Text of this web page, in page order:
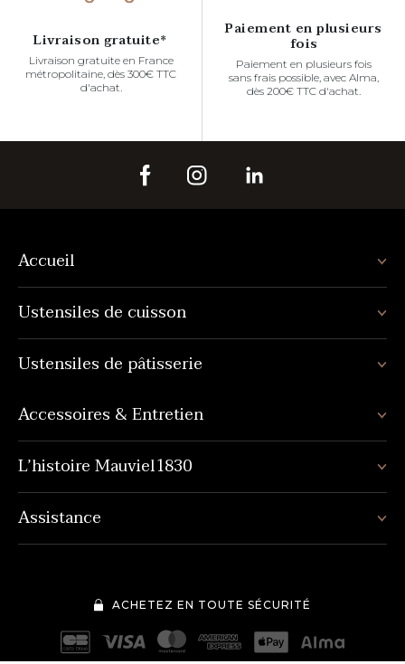
Livraison gratuite*
Livraison gratuite en France
métropolitaine, dès 300€ TTC
d'achat.
Paiement en plusieurs
fois
Paiement en plusieurs fois
sans frais possible, avec Alma,
dès 200€ TTC d'achat.
Accueil
Ustensiles de cuisson
Ustensiles de pâtisserie
Accessoires & Entretien
L’histoire Mauviel1830
Assistance
ACHETEZ EN TOUTE SÉCURITÉ